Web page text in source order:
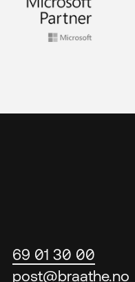
69 01 30 00
post@braathe.no